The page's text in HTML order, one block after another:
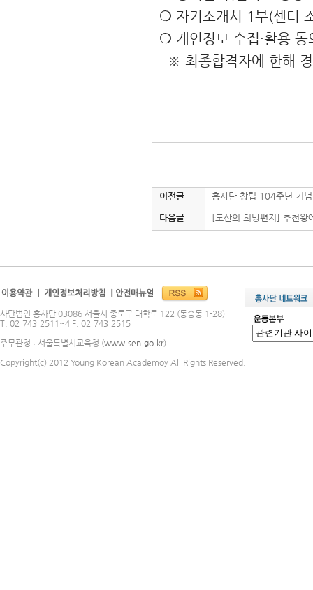
❍ 자기소개서 1부(센터
❍ 개인정보 수집·활용 동
※ 최종합격자에 한해
이전글 흥사단 창립 104주년 기
다음글 [도산의 희망편지] 추천왕
사단법인 흥사단 03086 서울시 종로구 대학로 122 (동숭동 1-28)
T. 02-743-2511~4 F. 02-743-2515
주무관청 : 서울특별시교육청 (www.sen.go.kr)
Copyright(c) 2012 Young Korean Academoy All Rights Reserved.